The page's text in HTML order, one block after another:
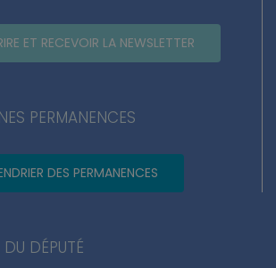
ET RECEVOIR LA NEWSLETTER
PERMANENCES
DES PERMANENCES
DÉPUTÉ